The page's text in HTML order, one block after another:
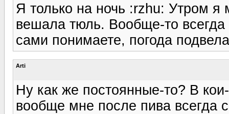
Я только на ночь :rzhu: Утром я
вешала тюль. Вообще-то всегда
сами понимаете, погода
Arti
Ну как же постоянные-то? В
вообще мне после пива всегда